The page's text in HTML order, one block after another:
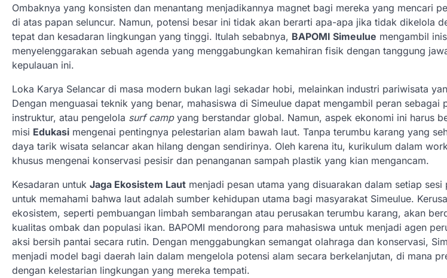
Ombaknya yang konsisten dan menantang menjadikannya magnet bagi mereka yang mencari
di atas papan seluncur. Namun, potensi besar ini tidak akan berarti apa-apa jika tidak dikelola
tepat dan kesadaran lingkungan yang tinggi. Itulah sebabnya, BAPOMI Simeulue mengambil
menyelenggarakan sebuah agenda yang menggabungkan kemahiran fisik dengan tanggung
kepulauan ini.
Loka Karya Selancar di masa modern bukan lagi sekadar hobi, melainkan industri pariwisata
Dengan menguasai teknik yang benar, mahasiswa di Simeulue dapat mengambil peran sebagai
instruktur, atau pengelola surf campyang berstandar global. Namun, aspek ekonomi ini harus
misi Edukasi mengenai pentingnya pelestarian alam bawah laut. Tanpa terumbu karang yang
daya tarik wisata selancar akan hilang dengan sendirinya. Oleh karena itu, kurikulum dalam
khusus mengenai konservasi pesisir dan penanganan sampah plastik yang kian mengancam.
Kesadaran untuk Jaga Ekosistem Laut menjadi pesan utama yang disuarakan dalam setiap
untuk memahami bahwa laut adalah sumber kehidupan utama bagi masyarakat Simeulue.
ekosistem, seperti pembuangan limbah sembarangan atau perusakan terumbu karang, akan
kualitas ombak dan populasi ikan. BAPOMI mendorong para mahasiswa untuk menjadi agen
aksi bersih pantai secara rutin. Dengan menggabungkan semangat olahraga dan konservasi,
menjadi model bagi daerah lain dalam mengelola potensi alam secara berkelanjutan, di mana
dengan kelestarian lingkungan yang mereka tempati.